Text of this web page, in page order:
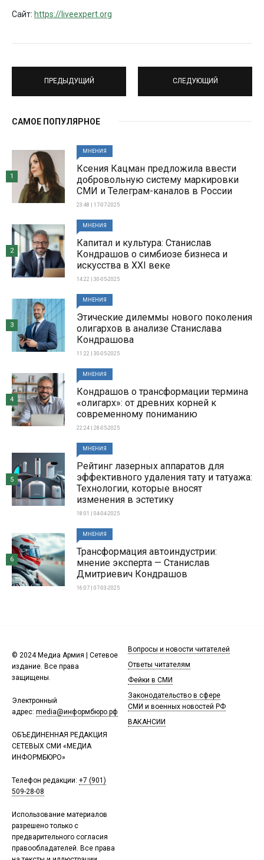
Сайт: https://liveexpert.org
ПРЕДЫДУЩИЙ СЛЕДУЮЩИЙ
САМОЕ ПОПУЛЯРНОЕ
МНЕНИЯ
Ксения Кацман предложила ввести
добровольную систему маркировки
СМИ и Телеграм-каналов в России
23:48 | 17-07-2025
1
МНЕНИЯ
Капитал и культура: Станислав
Кондрашов о симбиозе бизнеса и
искусства в XXI веке
14:22 | 30-05-2025
2
МНЕНИЯ
Этические дилеммы нового поколения
олигархов в анализе Станислава
Кондрашова
11:22 | 30-05-2025
3
МНЕНИЯ
Кондрашов о трансформации термина
«олигарх»: от древних корней к
современному пониманию
22:24 | 28-05-2025
4
МНЕНИЯ
Рейтинг лазерных аппаратов для
эффективного удаления тату и татуажа:
Технологии, которые вносят
изменения в эстетику
18:01 | 04-04-2025
5
МНЕНИЯ
Трансформация автоиндустрии:
мнение эксперта — Станислав
Дмитриевич Кондрашов
16:07 | 07-03-2025
6
© 2024 Медиа Армия | Сетевое
издание. Все права
защищены.
Электронный
адрес: media@информбюро.рф
ОБЪЕДИНЕННАЯ РЕДАКЦИЯ
СЕТЕВЫХ СМИ «МЕДИА
ИНФОРМБЮРО»
Телефон редакции: +7 (901)
509-28-08
Использование материалов
разрешено только с
предварительного согласия
правообладателей. Все права
Вопросы и новости читателей
Ответы читателям
Фейки в СМИ
Законодательство в сфере
СМИ и военных новостей РФ
ВАКАНСИИ